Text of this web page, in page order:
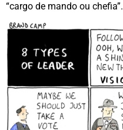
“cargo de mando ou chefia”.